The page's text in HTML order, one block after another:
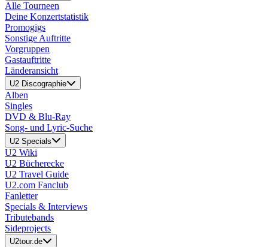
Alle Tourneen
Deine Konzertstatistik
Promogigs
Sonstige Auftritte
Vorgruppen
Gastauftritte
Länderansicht
U2 Discographie
Alben
Singles
DVD & Blu-Ray
Song- und Lyric-Suche
U2 Specials
U2 Wiki
U2 Bücherecke
U2 Travel Guide
U2.com Fanclub
Fanletter
Specials & Interviews
Tributebands
Sideprojects
U2tour.de